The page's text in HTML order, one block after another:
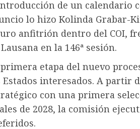
de un calendario
lo hizo Kolinda Grabar-
anfitrión dentro del COI,
en la 146ª sesión.
etapa del nuevo
Estados interesados. A partir
con una primera
de 2028, la comisión